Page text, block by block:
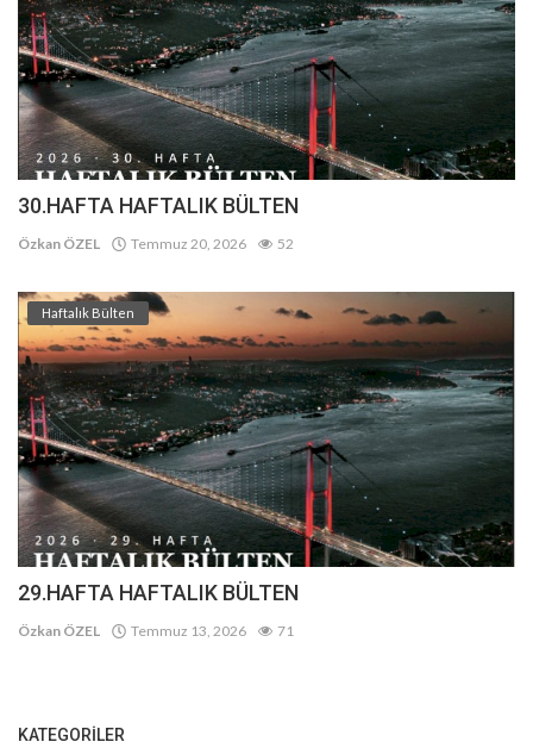
30.HAFTA HAFTALIK BÜLTEN
Özkan ÖZEL Temmuz 20, 2026 52
Haftalık Bülten
29.HAFTA HAFTALIK BÜLTEN
Özkan ÖZEL Temmuz 13, 2026 71
KATEGORILER